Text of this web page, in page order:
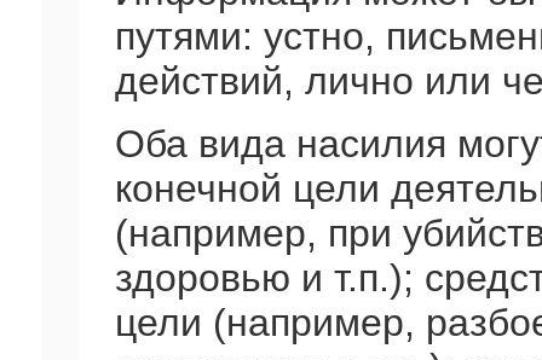
путями: устно,
действий, лично или
Оба вида насилия
конечной цели
(например, при
здоровью и т.п.);
цели (например,